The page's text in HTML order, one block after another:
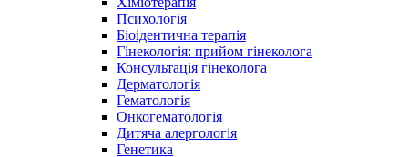
Психологія
Біоідентична терапія
Гінекологія: прийом гінеколога
Консультація гінеколога
Дерматологія
Гематологія
Онкогематологія
Дитяча алергологія
Генетика